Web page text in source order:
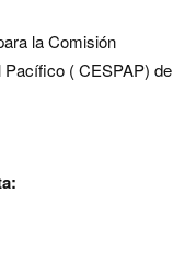
la Comisión
Pacífico ( CESPAP) de